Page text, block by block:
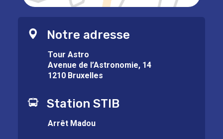
Notre adresse
Tour Astro
Avenue de l’Astronomie, 14
1210 Bruxelles
Station STIB
Arrêt Madou